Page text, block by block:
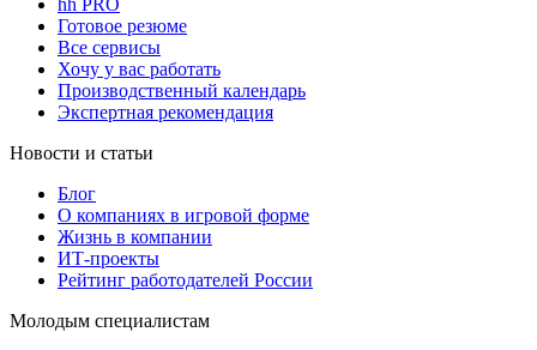
hh PRO
Готовое резюме
Все сервисы
Хочу у вас работать
Производственный календарь
Экспертная рекомендация
Новости и статьи
Блог
О компаниях в игровой форме
Жизнь в компании
ИТ-проекты
Рейтинг работодателей России
Молодым специалистам